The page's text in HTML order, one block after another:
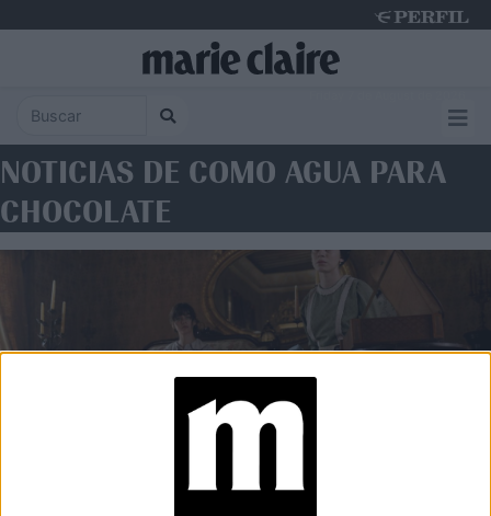
NOTICIAS DE COMO AGUA PARA
CHOCOLATE